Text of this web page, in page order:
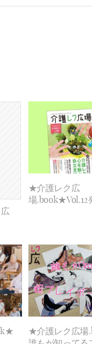
★介護レク広
場.book★Vol.12
★介護レク広